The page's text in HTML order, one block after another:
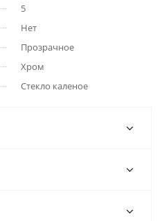
5
Нет
Прозрачное
Хром
Стекло каленое